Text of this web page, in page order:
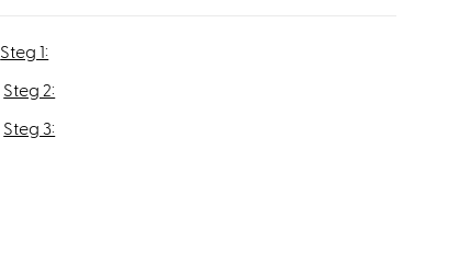
Steg 1:
Steg 2:
Steg 3: